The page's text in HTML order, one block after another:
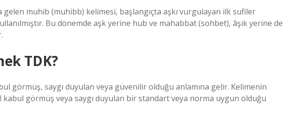
gelen muhib (muhibb) kelimesi, başlangıçta aşkı vurgulayan ilk sufiler
Bu dönemde aşk yerine hub ve mahabbat (sohbet), âşık yerine de
TDK?
görmüş, saygı duyulan veya güvenilir olduğu anlamına gelir. Kelimenin
kabul görmüş veya saygı duyulan bir standart veya norma uygun olduğu